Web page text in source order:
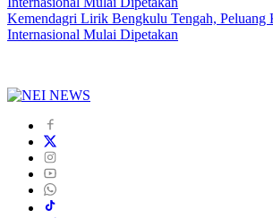
Kemendagri Lirik Bengkulu Tengah, Peluang
Internasional Mulai Dipetakan